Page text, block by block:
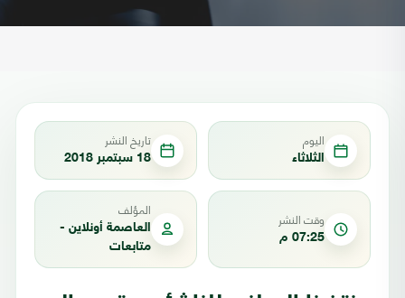
اليوم
الثلاثاء
تاريخ النشر
18 سبتمبر 2018
وقت النشر
07:25 م
المؤلف
العاصمة أونلاين -
متابعات